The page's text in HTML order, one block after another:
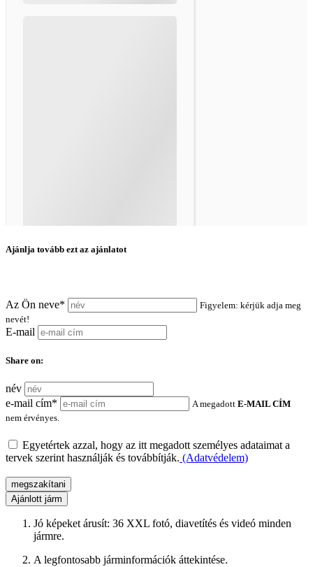
Ajánlja tovább ezt az ajánlatot
Az Ön neve*
Figyelem: kérjük adja meg
nevét!
E-mail
Share on:
név
e-mail cím*
A megadott E-MAIL CÍM
nem érvényes.
Egyetértek azzal, hogy az itt megadott személyes adataimat a
tervek szerint használják és továbbítják. (Adatvédelem)
megszakítani
Ajánlott járm
Jó képeket árusít: 36 XXL fotó, diavetítés és videó minden
jármre.
A legfontosabb járminformációk áttekintése.